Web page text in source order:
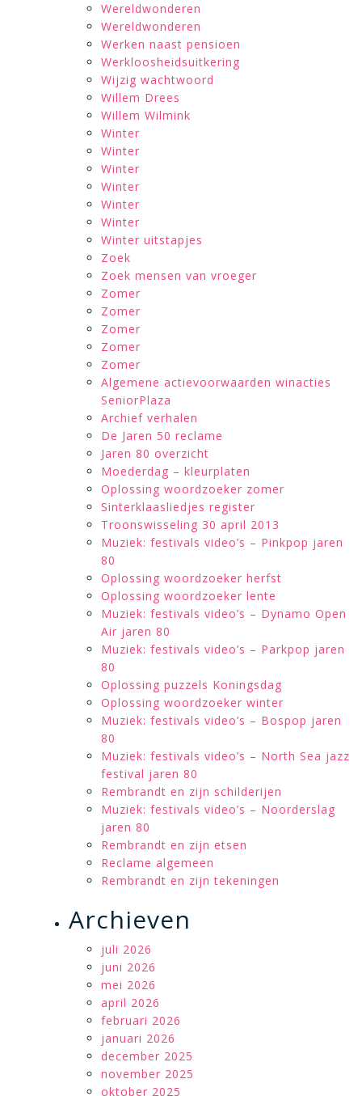
Wereldwonderen
Wereldwonderen
Werken naast pensioen
Werkloosheidsuitkering
Wijzig wachtwoord
Willem Drees
Willem Wilmink
Winter
Winter
Winter
Winter
Winter
Winter
Winter uitstapjes
Zoek
Zoek mensen van vroeger
Zomer
Zomer
Zomer
Zomer
Zomer
Algemene actievoorwaarden winacties
SeniorPlaza
Archief verhalen
De Jaren 50 reclame
Jaren 80 overzicht
Moederdag – kleurplaten
Oplossing woordzoeker zomer
Sinterklaasliedjes register
Troonswisseling 30 april 2013
Muziek: festivals video’s – Pinkpop jaren
80
Oplossing woordzoeker herfst
Oplossing woordzoeker lente
Muziek: festivals video’s – Dynamo Open
Air jaren 80
Muziek: festivals video’s – Parkpop jaren
80
Oplossing puzzels Koningsdag
Oplossing woordzoeker winter
Muziek: festivals video’s – Bospop jaren
80
Muziek: festivals video’s – North Sea jazz
festival jaren 80
Rembrandt en zijn schilderijen
Muziek: festivals video’s – Noorderslag
jaren 80
Rembrandt en zijn etsen
Reclame algemeen
Rembrandt en zijn tekeningen
Archieven
juli 2026
juni 2026
mei 2026
april 2026
februari 2026
januari 2026
december 2025
november 2025
oktober 2025